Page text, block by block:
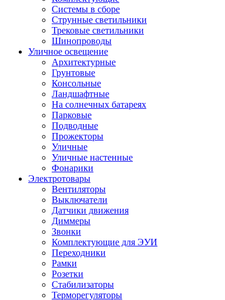
Системы в сборе
Струнные светильники
Трековые светильники
Шинопроводы
Уличное освещение
Архитектурные
Грунтовые
Консольные
Ландшафтные
На солнечных батареях
Парковые
Подводные
Прожекторы
Уличные
Уличные настенные
Фонарики
Электротовары
Вентиляторы
Выключатели
Датчики движения
Диммеры
Звонки
Комплектующие для ЭУИ
Переходники
Рамки
Розетки
Стабилизаторы
Терморегуляторы